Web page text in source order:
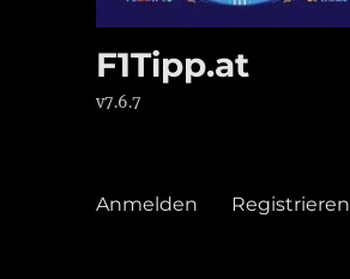
F1Tipp.at
v7.6.7
Anmelden Registrieren